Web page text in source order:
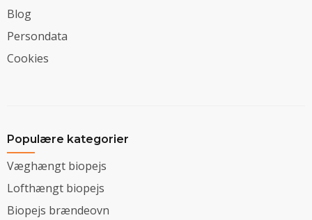
Blog
Persondata
Cookies
Populære kategorier
Væghængt biopejs
Lofthængt biopejs
Biopejs brændeovn